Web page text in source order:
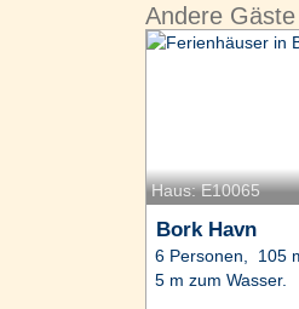
Andere
Haus: E10065
Bork Havn
6 Personen, 105
5 m zum Wasser.